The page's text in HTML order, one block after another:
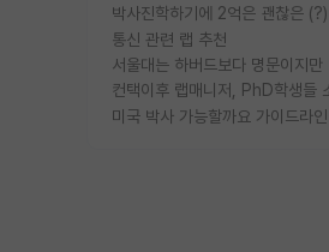
통신 관련 랩 추천
서울대는 하버드보다 명문이지만
미국 박사 가능할까요 가이드라인